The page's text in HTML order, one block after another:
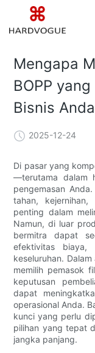
Mengapa
BOPP
Bisnis Anda
2025-12-24
Di pasar yang
—terutama dalam
pengemasan
tahan, kejernihan,
penting dalam
Namun, di luar
bermitra dapat
efektivitas biaya,
keseluruhan.
memilih pemasok
keputusan
dapat
operasional Anda.
kunci yang perlu
pilihan yang tepat
jangka panjang.